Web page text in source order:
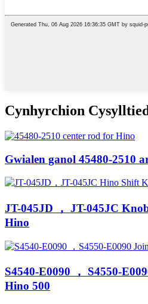
Cynhyrchion
Gwialen ganol 45480-2510
JT-045JD ， JT-045JC
Hino
S4540-E0090 ， S4550-
Hino 500